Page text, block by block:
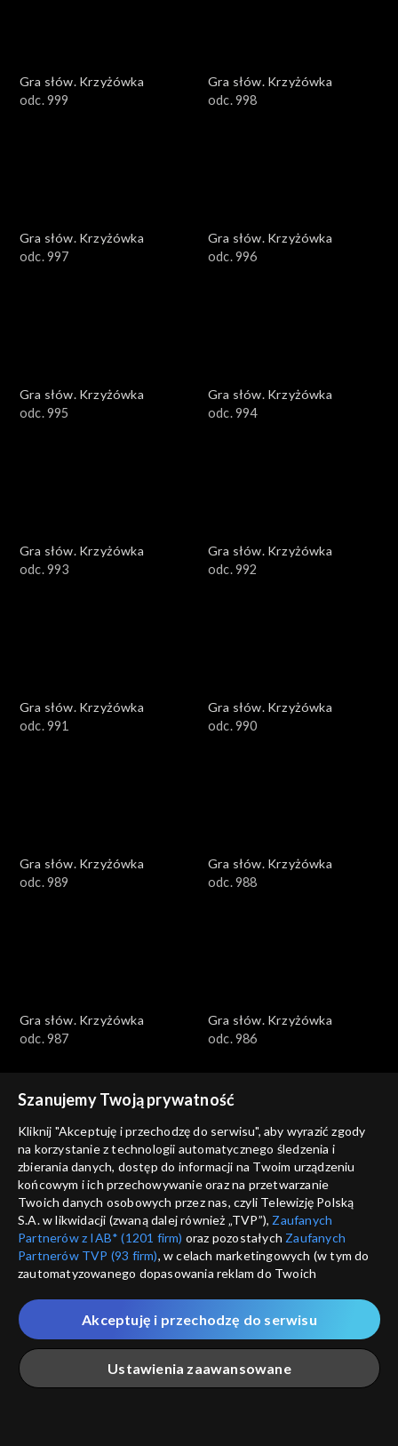
Gra słów. Krzyżówka
odc. 999
Gra słów. Krzyżówka
odc. 998
Gra słów. Krzyżówka
odc. 997
Gra słów. Krzyżówka
odc. 996
Gra słów. Krzyżówka
odc. 995
Gra słów. Krzyżówka
odc. 994
Gra słów. Krzyżówka
odc. 993
Gra słów. Krzyżówka
odc. 992
Gra słów. Krzyżówka
odc. 991
Gra słów. Krzyżówka
odc. 990
Gra słów. Krzyżówka
odc. 989
Gra słów. Krzyżówka
odc. 988
Gra słów. Krzyżówka
odc. 987
Gra słów. Krzyżówka
odc. 986
Gra słów. Krzyżówka
odc. 985
Gra słów. Krzyżówka
odc. 984
Gra słów. Krzyżówka
odc. 983
Gra słów. Krzyżówka
odc. 982
Szanujemy Twoją prywatność
Kliknij "Akceptuję i przechodzę do serwisu", aby wyrazić zgody
na korzystanie z technologii automatycznego śledzenia i
zbierania danych, dostęp do informacji na Twoim urządzeniu
końcowym i ich przechowywanie oraz na przetwarzanie
Twoich danych osobowych przez nas, czyli Telewizję Polską
S.A. w likwidacji (zwaną dalej również „TVP”), Zaufanych
Partnerów z IAB* (1201 firm) oraz pozostałych Zaufanych
Partnerów TVP (93 firm), w celach marketingowych (w tym do
zautomatyzowanego dopasowania reklam do Twoich
które wskazujemy poniżej, a także zgody na udostępnianie
przez nas identyfikatora PPID do Google.
Twoje dane osobowe zbierane podczas odwiedzania przez
Ciebie naszych
poszczególnych serwisówzwanych dalej
„Portalem”, w tym informacje zapisywane za pomocą
Ustawienia zaawansowane
Akceptuję i przechodzę do serwisu